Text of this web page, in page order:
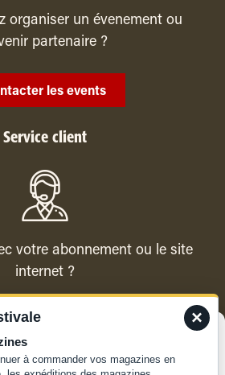
nous utilisons des technologies
organiser un évenement ou
partenaire ?
les events
Service client
votre abonnement ou le site
internet ?
le service client ×
à commander vos magazines en